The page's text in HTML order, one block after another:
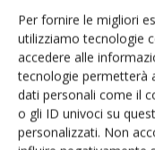
Per fornire le migliori
utilizziamo tecnologie
accedere alle
tecnologie permetterà
dati personali come il
o gli ID univoci su
personalizzati. Non
Seminario.
- L’Allevatore
- L’Allevatore
Valtulini.
- L’Allevatore
- L’Allevatore